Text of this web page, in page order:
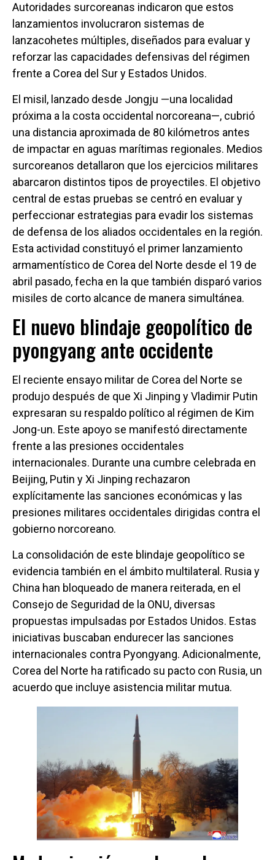
Autoridades surcoreanas indicaron que estos
lanzamientos involucraron sistemas de
lanzacohetes múltiples, diseñados para evaluar y
reforzar las capacidades defensivas del régimen
frente a Corea del Sur y Estados Unidos.
El misil, lanzado desde Jongju —una localidad
próxima a la costa occidental norcoreana—, cubrió
una distancia aproximada de 80 kilómetros antes
de impactar en aguas marítimas regionales. Medios
surcoreanos detallaron que los ejercicios militares
abarcaron distintos tipos de proyectiles. El objetivo
central de estas pruebas se centró en evaluar y
perfeccionar estrategias para evadir los sistemas
de defensa de los aliados occidentales en la región.
Esta actividad constituyó el primer lanzamiento
armamentístico de Corea del Norte desde el 19 de
abril pasado, fecha en la que también disparó varios
misiles de corto alcance de manera simultánea.
El nuevo blindaje geopolítico de
pyongyang ante occidente
El reciente ensayo militar de Corea del Norte se
produjo después de que Xi Jinping y Vladimir Putin
expresaran su respaldo político al régimen de Kim
Jong-un. Este apoyo se manifestó directamente
frente a las presiones occidentales
internacionales. Durante una cumbre celebrada en
Beijing, Putin y Xi Jinping rechazaron
explícitamente las sanciones económicas y las
presiones militares occidentales dirigidas contra el
gobierno norcoreano.
La consolidación de este blindaje geopolítico se
evidencia también en el ámbito multilateral. Rusia y
China han bloqueado de manera reiterada, en el
Consejo de Seguridad de la ONU, diversas
propuestas impulsadas por Estados Unidos. Estas
iniciativas buscaban endurecer las sanciones
internacionales contra Pyongyang. Adicionalmente,
Corea del Norte ha ratificado su pacto con Rusia, un
acuerdo que incluye asistencia militar mutua.